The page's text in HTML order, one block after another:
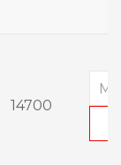
14700